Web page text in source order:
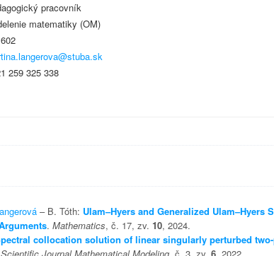
pracovník
matematiky (OM)
259 325 338
– B. Tóth: Ulam–Hyers and Generalized Ulam–Hyers
. Mathematics, č. 17, zv. 10, 2024.
collocation solution of linear singularly perturbed